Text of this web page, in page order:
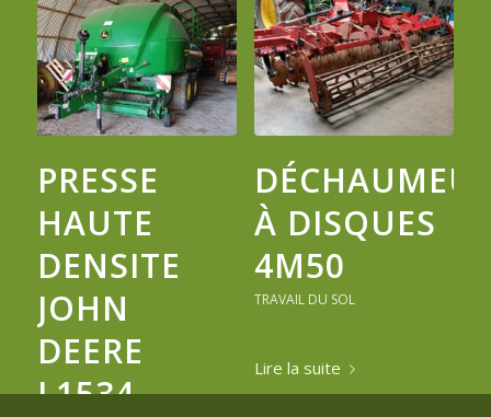
PRESSE
HAUTE
DENSITE
JOHN
DEERE
L1534
À DISQUES
4M50
TRAVAIL DU SOL
Lire la suite